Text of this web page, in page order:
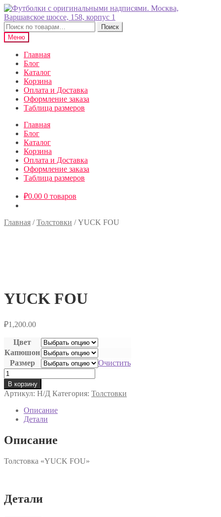
Перейти
к
навигации
Перейти
к
содержимому
Искать:
Поиск
Меню
Главная
Блог
Каталог
Корзина
Оплата и Доставка
Оформление заказа
Таблица размеров
Главная
Блог
Каталог
Корзина
Оплата и Доставка
Оформление заказа
Таблица размеров
₽0.00 0 товаров
Главная /Толстовки /YUCK FOU
YUCK FOU
₽1,200.00
Цвет
Капюшон
Размер
Очистить
Количество
товара
YUCK
FOU
В корзину
Артикул: Н/Д Категория: Толстовки
Описание
Детали
Описание
Толстовка «YUCK FOU»
Детали